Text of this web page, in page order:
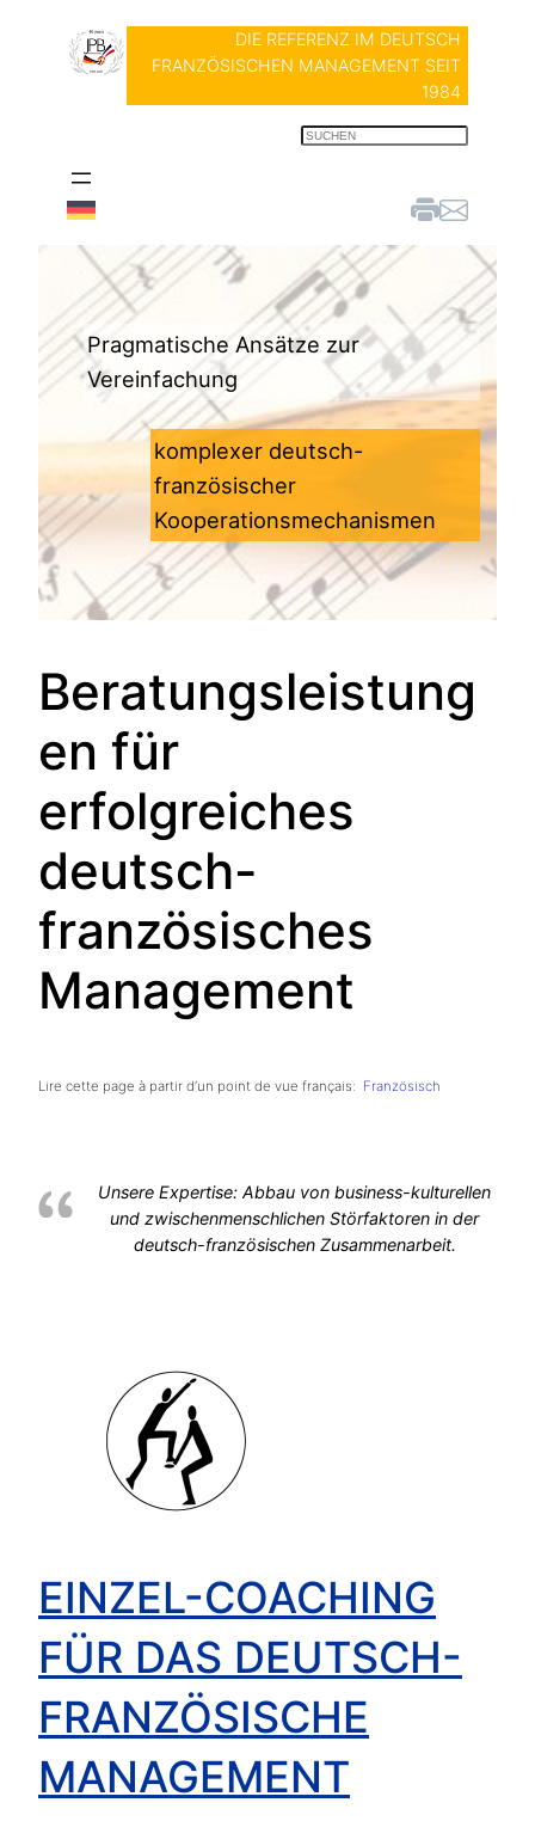
springen
DIE REFERENZ IM DEUTSCH
FRANZÖSISCHEN MANAGEMENT SEIT
1984
S
Pragmatische Ansätze zur
Vereinfachung
komplexer deutsch-
französischer
Kooperationsmechanismen
Beratungsleistung
en für
erfolgreiches
deutsch-
französisches
Management
Lire cette page à partir d’un point de vue français: Französisch
Unsere Expertise: Abbau von business-kulturellen
und zwischenmenschlichen Störfaktoren in der
deutsch-französischen Zusammenarbeit.
EINZEL-COACHING
FÜR DAS DEUTSCH-
FRANZÖSISCHE
MANAGEMENT